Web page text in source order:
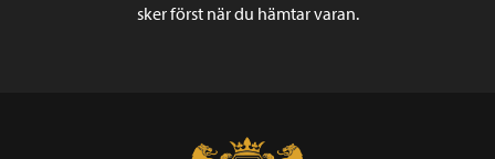
sker först när du hämtar varan.